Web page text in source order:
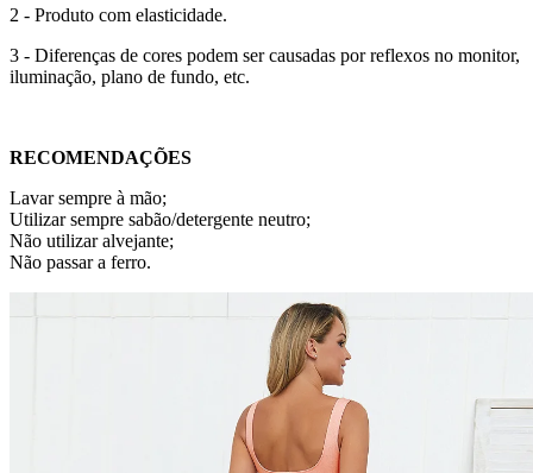
2 - Produto com elasticidade.
3 - Diferenças de cores podem ser causadas por reflexos no monitor,
iluminação, plano de fundo, etc.
RECOMENDAÇÕES
Lavar sempre à mão;
Utilizar sempre sabão/detergente neutro;
Não utilizar alvejante;
Não passar a ferro.